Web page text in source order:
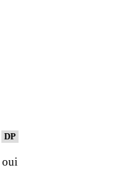
DP
oui